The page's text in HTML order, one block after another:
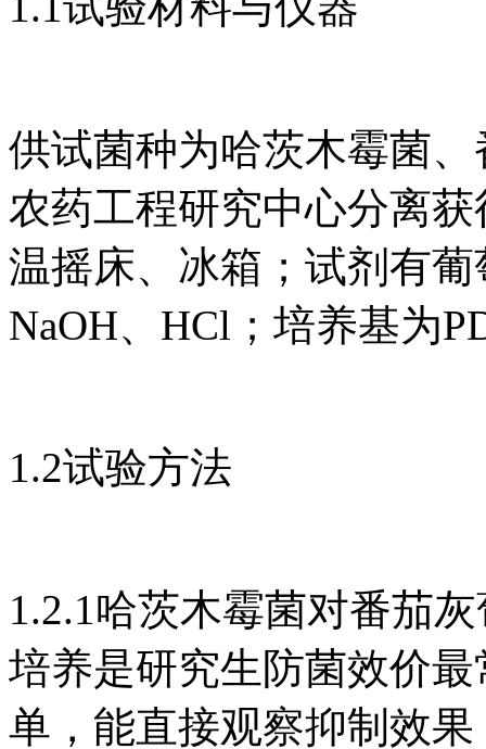
供试菌种为哈茨木霉菌
农药工程研究中心分离
温摇床、冰箱；试剂有
NaOH、HCl；培养基为
1.2试验方法
1.2.1哈茨木霉菌对番茄
培养是研究生防菌效价
单，能直接观察抑制效